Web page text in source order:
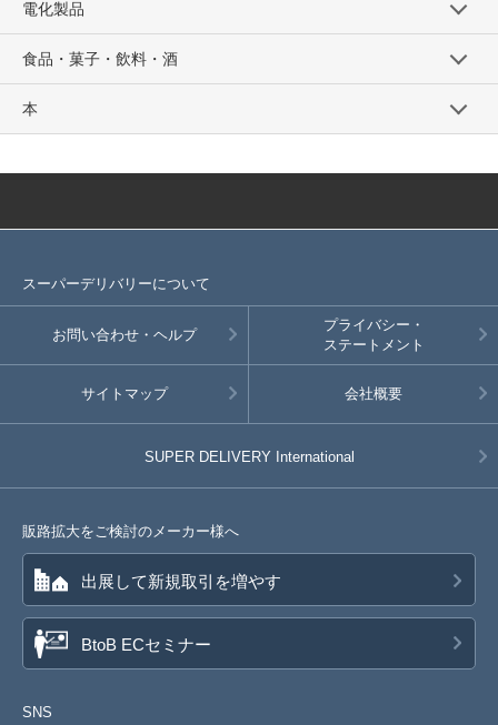
電化製品
食品・菓子・飲料・酒
本
スーパーデリバリーについて
お問い合わせ・ヘルプ
プライバシー・
ステートメント
サイトマップ 会社概要
SUPER DELIVERY International
販路拡大をご検討のメーカー様へ
出展して新規取引を増やす
BtoB ECセミナー
SNS